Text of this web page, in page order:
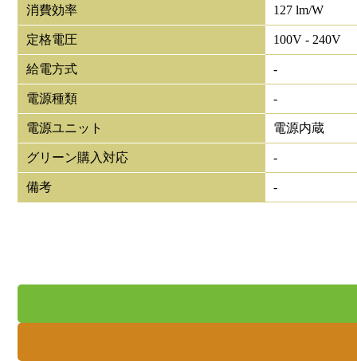
消費効率 127 lm/W
定格電圧 100V - 240V
給電方式 -
電源種類 -
電源ユニット 電源内蔵
グリーン購入対応 -
備考 -